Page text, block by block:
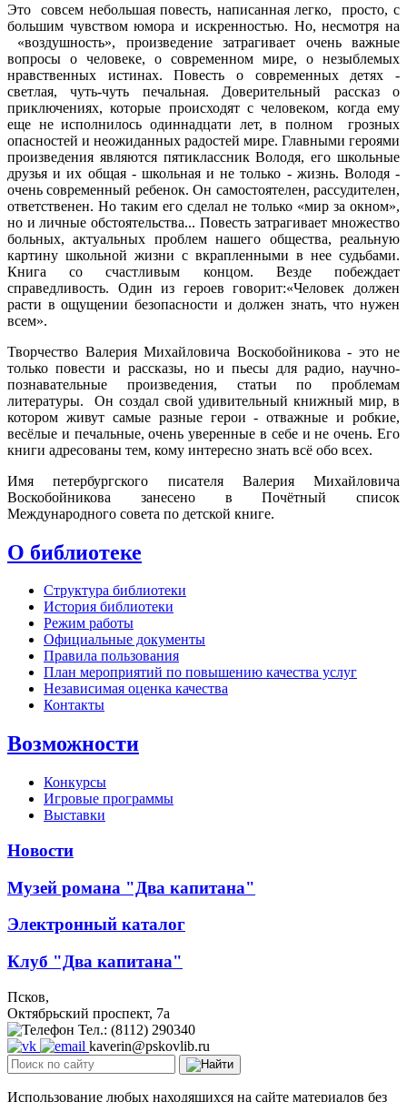
Это совсем небольшая повесть, написанная легко, просто, с
большим чувством юмора и искренностью. Но, несмотря на
«воздушность», произведение затрагивает очень важные
вопросы о человеке, о современном мире, о незыблемых
нравственных истинах. Повесть о современных детях -
светлая, чуть-чуть печальная. Доверительный рассказ о
приключениях, которые происходят с человеком, когда ему
еще не исполнилось одиннадцати лет, в полном грозных
опасностей и неожиданных радостей мире. Главными героями
произведения являются пятиклассник Володя, его школьные
друзья и их общая - школьная и не только - жизнь. Володя -
очень современный ребенок. Он самостоятелен, рассудителен,
ответственен. Но таким его сделал не только «мир за окном»,
но и личные обстоятельства... Повесть затрагивает множество
больных, актуальных проблем нашего общества, реальную
картину школьной жизни с вкрапленными в нее судьбами.
Книга со счастливым концом. Везде побеждает
справедливость. Один из героев говорит:«Человек должен
расти в ощущении безопасности и должен знать, что нужен
всем».
Творчество Валерия Михайловича Воскобойникова - это не
только повести и рассказы, но и пьесы для радио, научно-
познавательные произведения, статьи по проблемам
литературы. Он создал свой удивительный книжный мир, в
котором живут самые разные герои - отважные и робкие,
весёлые и печальные, очень уверенные в себе и не очень. Его
книги адресованы тем, кому интересно знать всё обо всех.
Имя петербургского писателя Валерия Михайловича
Воскобойникова занесено в Почётный список
Международного совета по детской книге.
О библиотеке
Структура библиотеки
История библиотеки
Режим работы
Официальные документы
Правила пользования
План мероприятий по повышению качества услуг
Независимая оценка качества
Контакты
Возможности
Конкурсы
Игровые программы
Выставки
Новости
Музей романа "Два капитана"
Электронный каталог
Клуб "Два капитана"
Псков,
Октябрьский проспект, 7a
Тел.: (8112) 290340
kaverin@pskovlib.ru
Использование любых находящихся на сайте материалов без